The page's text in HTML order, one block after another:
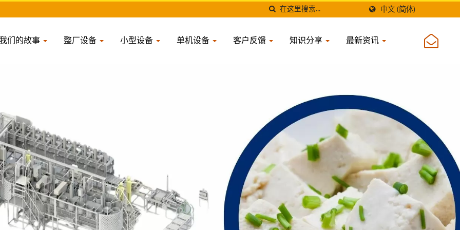
中文 (简体)
们的故事 整厂设备 小型设备 单机设备 客户反馈 知识分享 最新资讯